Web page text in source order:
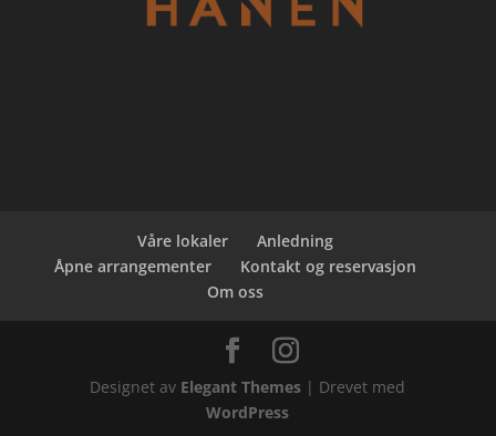
Våre lokaler
Anledning
Åpne arrangementer
Kontakt og reservasjon
Om oss
Designet av Elegant Themes | Drevet med
WordPress